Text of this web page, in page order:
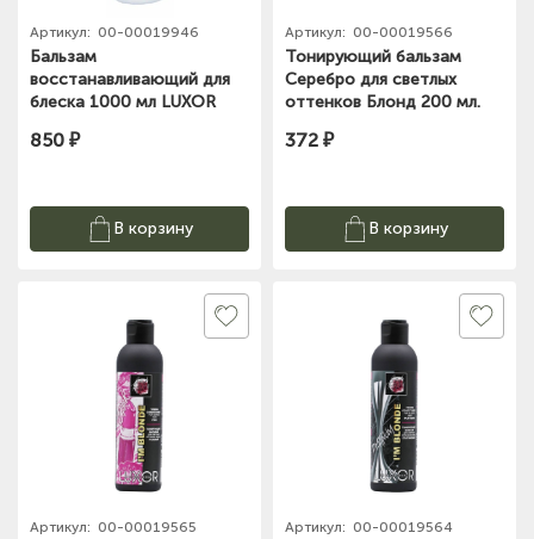
Артикул: 00-00019946
Бальзам
восстанавливающий для
блеска 1000 мл LUXOR
REGENERATING
850 ₽
В корзину
Артикул: 00-00019566
Тонирующий бальзам
Серебро для светлых
оттенков Блонд 200 мл.
372 ₽
В корзину
Артикул: 00-00019565 Артикул: 00-00019564